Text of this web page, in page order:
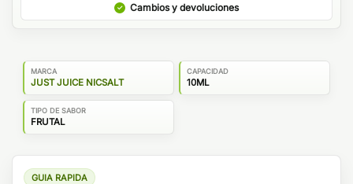
Cambios y devoluciones
MARCA
JUST JUICE NICSALT
CAPACIDAD
10ML
TIPO DE SABOR
FRUTAL
GUIA RAPIDA